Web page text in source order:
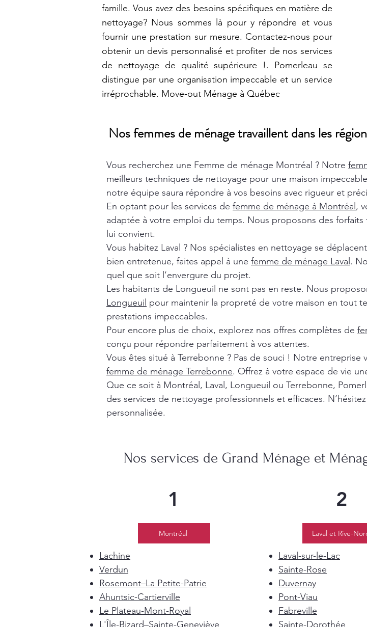
famille. Vous avez des besoins spécifiques en matière de
nettoyage? Nous sommes là pour y répondre et vous
fournir une prestation sur mesure. Contactez-nous pour
obtenir un devis personnalisé et profiter de nos services
de nettoyage de qualité supérieure !. Pomerleau se
distingue par une organisation impeccable et un service
irréprochable. Move-out Ménage à Québec
Nos femmes de ménage travaillent dans les
Vous recherchez une Femme de ménage Montréal ? Notre
meilleurs techniques de nettoyage pour une maison
notre équipe saura répondre à vos besoins avec rigueur et
En optant pour les services de femme de ménage à Montréal ,
adaptée à votre emploi du temps. Nous proposons des
lui convient.
Vous habitez Laval ? Nos spécialistes en nettoyage se
bien entretenue, faites appel à une femme de ménage Laval .
quel que soit l’envergure du projet.
Les habitants de Longueuil ne sont pas en reste. Nous
Longueuil pour maintenir la propreté de votre maison en tout
prestations impeccables.
Pour encore plus de choix, explorez nos offres complètes de
conçu pour répondre parfaitement à vos attentes.
Vous êtes situé à Terrebonne ? Pas de souci ! Notre entreprise
femme de ménage Terrebonne. Offrez à votre espace de vie
Que ce soit à Montréal, Laval, Longueuil ou Terrebonne,
des services de nettoyage professionnels et efficaces.
personnalisée.
Nos services de Grand Ménage et
1
Montréal
Lachine
Verdun
Rosemont–La Petite-Patrie
Ahuntsic-Cartierville
Le Plateau-Mont-Royal
L'Île-Bizard–Sainte-Geneviève
2
Laval et Rive-
Laval-sur-le-Lac
Sainte-Rose
Duvernay
Pont-Viau
Fabreville
Sainte-Dorothée